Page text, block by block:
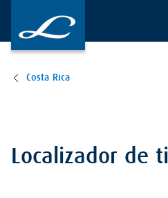
Costa Rica
Localizador de